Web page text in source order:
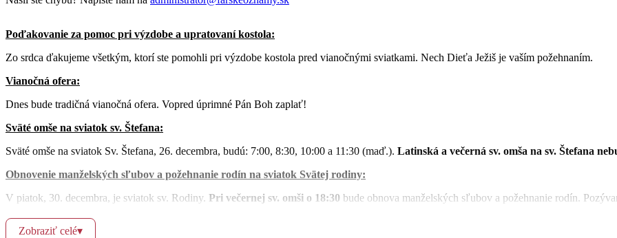
Ut
18:30 + Antónia, Ľudovít a ich rodičia
28.12.
06:30 + Rozália a ostatní zosnulí z rodiny
18:30 + Ignác a rodičia z oboch strán
Poďakovanie za pomoc pri výzdobe a upratovaní kostola:
Zo srdca ďakujeme všetkým, ktorí ste pomohli pri výzdobe kostola pred vianočnými sviatkami. Nech Dieťa Ježiš je vaším požehnaním.
Vianočná ofera:
Dnes bude tradičná vianočná ofera. Vopred úprimné Pán Boh zaplať!
Sväté omše na sviatok sv. Štefana:
Sväté omše na sviatok Sv. Štefana, 26. decembra, budú: 7:00, 8:30, 10:00 a 11:30 (maď.). Latinská a večerná sv. omša na sv. Štefana
Obnovenie manželských sľubov a požehnanie rodín na sviatok Svätej rodiny:
V piatok, 30. decembra, je sviatok sv. Rodiny. Pri večernej sv. omši o 18:30 bude obnova manželských sľubov a požehnanie rodín.
Posledný deň v občianskom roku – Silvester:
Zobraziť celé▾